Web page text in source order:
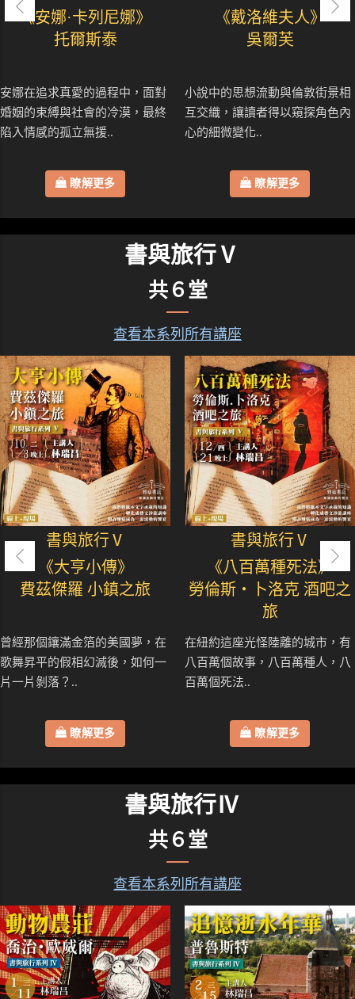
《安娜·卡列尼娜》
托爾斯泰
安娜在追求真愛的過程中，面對
婚姻的束縛與社會的冷漠，最終
陷入情感的孤立無援..
瞭解更多
《戴洛維夫人》
吳爾芙
小說中的思想流動與倫敦街景相
互交織，讓讀者得以窺探角色內
心的細微變化..
瞭解更多
書與旅行Ⅴ
共６堂
查看本系列所有講座
書與旅行Ⅴ
《大亨小傳》
費茲傑羅 小鎮之旅
曾經那個鑲滿金箔的美國夢，在
歌舞昇平的假相幻滅後，如何一
片一片剝落？..
瞭解更多
書與旅行Ⅴ
《八百萬種死法》
勞倫斯‧卜洛克 酒吧之
旅
在紐約這座光怪陸離的城市，有
八百萬個故事，八百萬種人，八
百萬個死法..
瞭解更多
書與旅行Ⅳ
共６堂
查看本系列所有講座